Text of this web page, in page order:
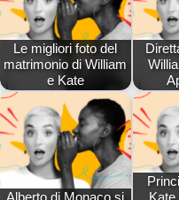
Le migliori foto del
matrimonio di William
e Kate